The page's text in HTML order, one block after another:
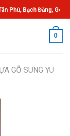
Đằng, Gò Vấp, Thủ
0
GỖ SUNG YU